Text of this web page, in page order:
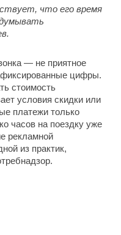
что его время
— не приятное
цифры.
стоимость
условия скидки или
платежи только
часов на поездку уже
рекламной
из практик,